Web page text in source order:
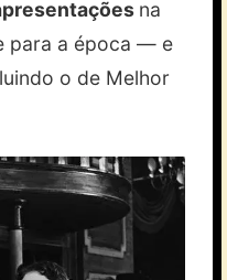
na
para a época — e
o de Melhor